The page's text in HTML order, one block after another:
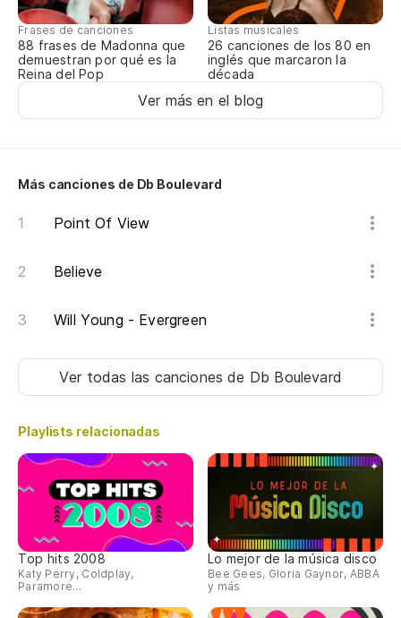
Frases de canciones
88 frases de Madonna que
demuestran por qué es la
Reina del Pop
Listas musicales
26 canciones de los 80 en
inglés que marcaron la
década
Ver más en el blog
Más canciones de Db Boulevard
Point Of View
Believe
Will Young - Evergreen
Ver todas las cancionesde Db Boulevard
Playlists relacionadas
Top hits 2008
Katy Perry, Coldplay,
Paramore...
Lo mejor de la música disco
Bee Gees, Gloria Gaynor, ABBA
y más